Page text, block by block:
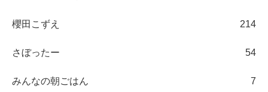
櫻田こずえ 214
さぼったー 54
みんなの朝ごはん 7